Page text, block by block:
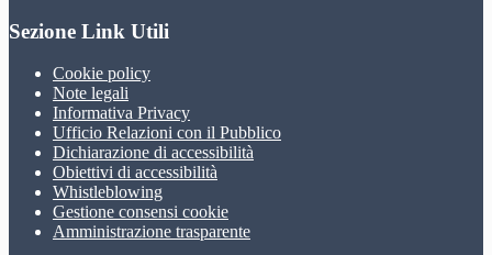
Sezione Link Utili
Cookie policy
Note legali
Informativa Privacy
Ufficio Relazioni con il Pubblico
Dichiarazione di accessibilità
Obiettivi di accessibilità
Whistleblowing
Gestione consensi cookie
Amministrazione trasparente